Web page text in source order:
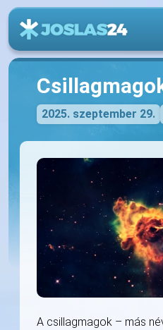
2025. szeptember 29.
A csillagmagok – más